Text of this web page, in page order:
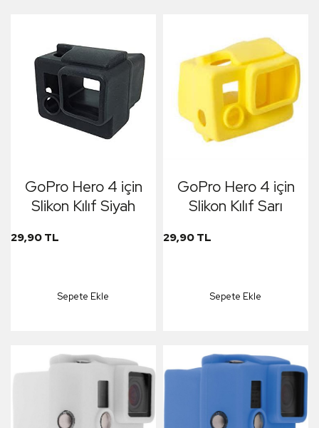
GoPro Hero 4 için
Slikon Kılıf Siyah
29,90 TL
Sepete Ekle
GoPro Hero 4 için
Slikon Kılıf Sarı
29,90 TL
Sepete Ekle